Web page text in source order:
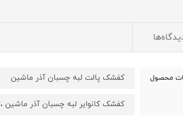
محصول کفشک پالت لبه چسبان آذر ماشین
کفشک کانوایر لبه چسبان آذر ماشین ،Sevier